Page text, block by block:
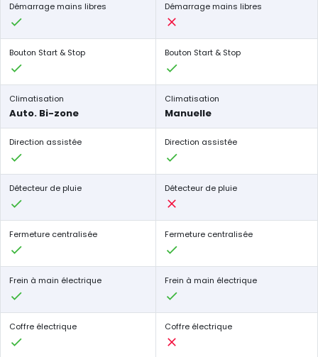
Démarrage mains libres Démarrage mains libres
Bouton Start & Stop Bouton Start & Stop
Climatisation
Auto. Bi-zone
Climatisation
Manuelle
Direction assistée Direction assistée
Détecteur de pluie Détecteur de pluie
Fermeture centralisée Fermeture centralisée
Frein à main électrique Frein à main électrique
Coffre électrique Coffre électrique